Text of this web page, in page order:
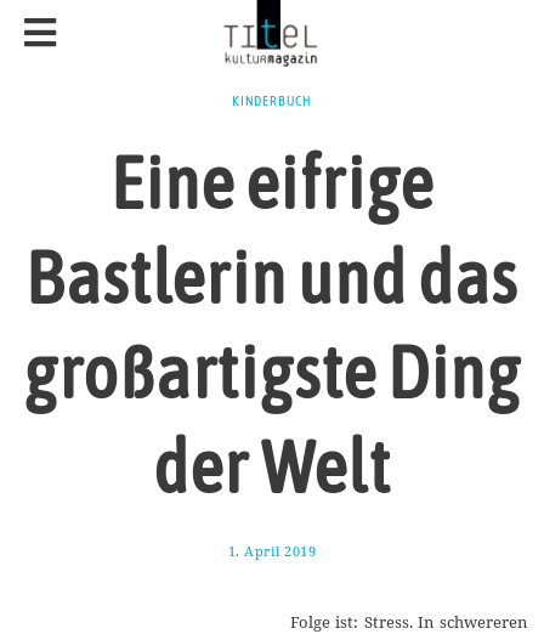
KINDERBUCH
Eine eifrige
Bastlerin und das
großartigste Ding
der Welt
1. April 2019
r
Folge ist: Stress. In schwereren